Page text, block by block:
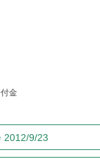
金
2012/9/23